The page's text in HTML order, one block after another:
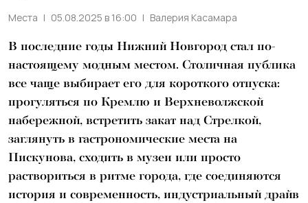
Места 05.08.2025 в 16:00 Валерия Касамара
В последние годы Нижний Новгород стал по-
настоящему модным местом. Столичная публика
все чаще выбирает его для короткого отпуска:
прогуляться по Кремлю и Верхневолжской
набережной, встретить закат над Стрелкой,
заглянуть в гастрономические места на
Пискунова, сходить в музеи или просто
раствориться в ритме города, где соединяются
история и современность, индустриальный драйв